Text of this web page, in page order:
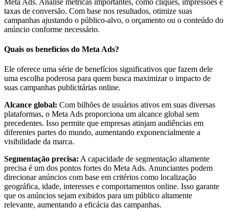
taxas de conversão. Com base nos resultados, otimize suas
campanhas ajustando o público-alvo, o orçamento ou o conteúdo do
anúncio conforme necessário.
Quais os benefícios do Meta Ads?
Ele oferece uma série de benefícios significativos que fazem dele
uma escolha poderosa para quem busca maximizar o impacto de
suas campanhas publicitárias online.
Alcance global: Com bilhões de usuários ativos em suas diversas
plataformas, o Meta Ads proporciona um alcance global sem
precedentes. Isso permite que empresas atinjam audiências em
diferentes partes do mundo, aumentando exponencialmente a
visibilidade da marca.
Segmentação precisa: A capacidade de segmentação altamente
precisa é um dos pontos fortes do Meta Ads. Anunciantes podem
direcionar anúncios com base em critérios como localização
geográfica, idade, interesses e comportamentos online. Isso garante
que os anúncios sejam exibidos para um público altamente
relevante, aumentando a eficácia das campanhas.